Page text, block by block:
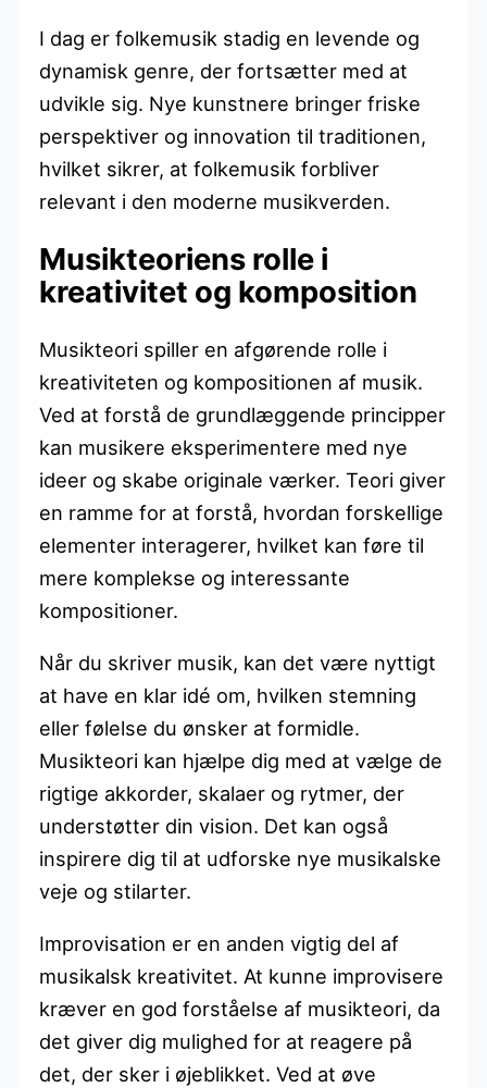
I dag er folkemusik stadig en levende og
dynamisk genre, der fortsætter med at
udvikle sig. Nye kunstnere bringer friske
perspektiver og innovation til traditionen,
hvilket sikrer, at folkemusik forbliver
relevant i den moderne musikverden.
Musikteoriens rolle i
kreativitet og komposition
Musikteori spiller en afgørende rolle i
kreativiteten og kompositionen af musik.
Ved at forstå de grundlæggende principper
kan musikere eksperimentere med nye
ideer og skabe originale værker. Teori giver
en ramme for at forstå, hvordan forskellige
elementer interagerer, hvilket kan føre til
mere komplekse og interessante
kompositioner.
Når du skriver musik, kan det være nyttigt
at have en klar idé om, hvilken stemning
eller følelse du ønsker at formidle.
Musikteori kan hjælpe dig med at vælge de
rigtige akkorder, skalaer og rytmer, der
understøtter din vision. Det kan også
inspirere dig til at udforske nye musikalske
veje og stilarter.
Improvisation er en anden vigtig del af
musikalsk kreativitet. At kunne improvisere
kræver en god forståelse af musikteori, da
det giver dig mulighed for at reagere på
det, der sker i øjeblikket. Ved at øve